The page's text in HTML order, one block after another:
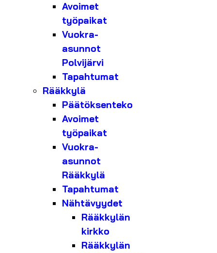
Avoimet
työpaikat
Vuokra-
asunnot
Polvijärvi
Tapahtumat
Rääkkylä
Päätöksenteko
Avoimet
työpaikat
Vuokra-
asunnot
Rääkkylä
Tapahtumat
Nähtävyydet
Rääkkylän
kirkko
Rääkkylän